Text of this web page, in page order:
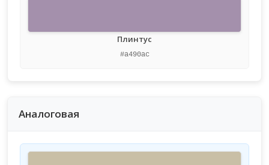
Плинтус
#a490ac
Аналоговая